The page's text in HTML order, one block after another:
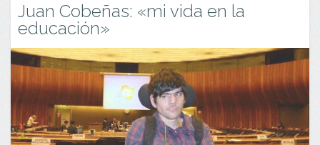
Juan Cobeñas: «mi vida en la
educación»